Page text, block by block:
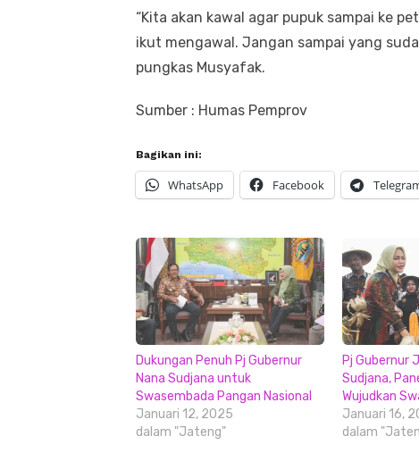
“Kita akan kawal agar pupuk sampai ke
ikut mengawal. Jangan sampai yang
pungkas Musyafak.
Sumber : Humas Pemprov
Bagikan ini:
WhatsApp Facebook
Dukungan Penuh Pj Gubernur
Nana Sudjana untuk
Swasembada Pangan Nasional
Januari 12, 2025
dalam "Jateng"
Pj Gubernur
Sudjana,
Wujudkan
Januari 16,
dalam